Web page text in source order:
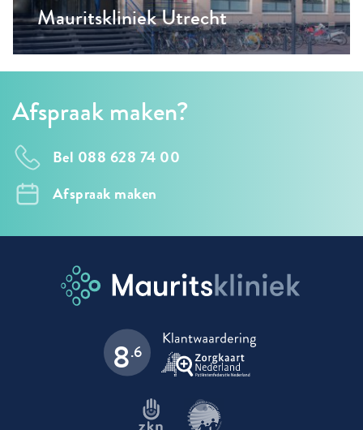
Mauritskliniek Utrecht
Afspraak maken?
Bel 088 628 74 00
Afspraak maken
8.6